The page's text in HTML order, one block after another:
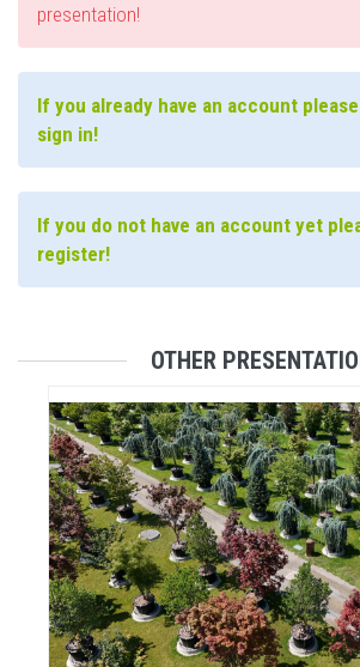
presentation!
If you already have an account
sign in!
If you do not have an account yet
register!
OTHER